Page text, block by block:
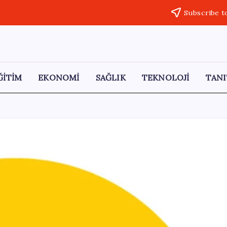
Subscribe
EKONOMİ SAĞLIK TEKNOLOJİ